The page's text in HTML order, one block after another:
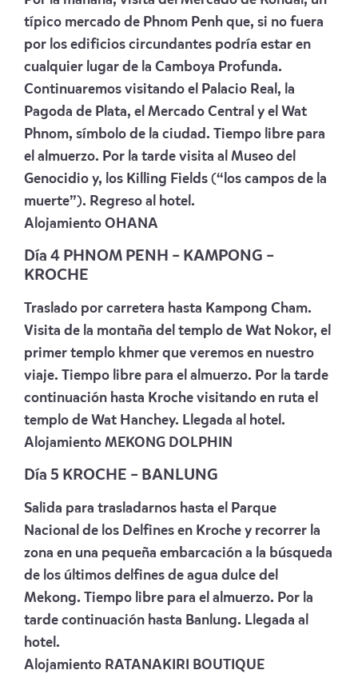
típico mercado de Phnom Penh que, si no fuera
por los edificios circundantes podría estar en
cualquier lugar de la Camboya Profunda.
Continuaremos visitando el Palacio Real, la
Pagoda de Plata, el Mercado Central y el Wat
Phnom, símbolo de la ciudad. Tiempo libre para
el almuerzo. Por la tarde visita al Museo del
Genocidio y, los Killing Fields (“los campos de la
muerte”). Regreso al hotel.
Alojamiento OHANA
Día 4 PHNOM PENH – KAMPONG –
KROCHE
Traslado por carretera hasta Kampong Cham.
Visita de la montaña del templo de Wat Nokor, el
primer templo khmer que veremos en nuestro
viaje. Tiempo libre para el almuerzo. Por la tarde
continuación hasta Kroche visitando en ruta el
templo de Wat Hanchey. Llegada al hotel.
Alojamiento MEKONG DOLPHIN
Día 5 KROCHE – BANLUNG
Salida para trasladarnos hasta el Parque
Nacional de los Delfines en Kroche y recorrer la
zona en una pequeña embarcación a la búsqueda
de los últimos delfines de agua dulce del
Mekong. Tiempo libre para el almuerzo. Por la
tarde continuación hasta Banlung. Llegada al
hotel.
Alojamiento RATANAKIRI BOUTIQUE